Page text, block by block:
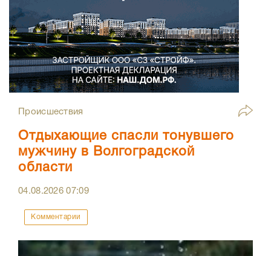
Происшествия
Отдыхающие спасли тонувшего
мужчину в Волгоградской
области
04.08.202607:09
Комментарии